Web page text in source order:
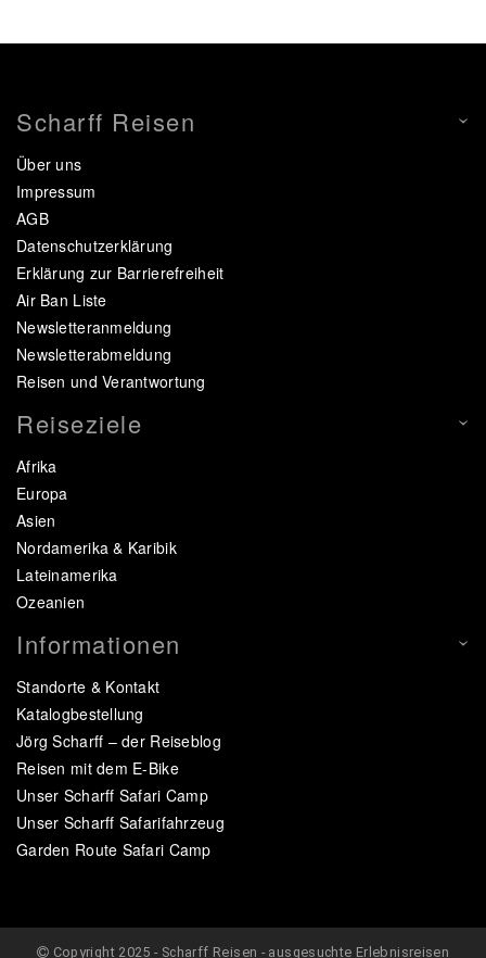
Scharff Reisen
Über uns
Impressum
AGB
Datenschutzerklärung
Erklärung zur Barrierefreiheit
Air Ban Liste
Newsletteranmeldung
Newsletterabmeldung
Reisen und Verantwortung
Reiseziele
Afrika
Europa
Asien
Nordamerika & Karibik
Lateinamerika
Ozeanien
Informationen
Standorte & Kontakt
Katalogbestellung
Jörg Scharff – der Reiseblog
Reisen mit dem E-Bike
Unser Scharff Safari Camp
Unser Scharff Safarifahrzeug
Garden Route Safari Camp
Copyright 2025 - Scharff Reisen - ausgesuchte Erlebnisreisen